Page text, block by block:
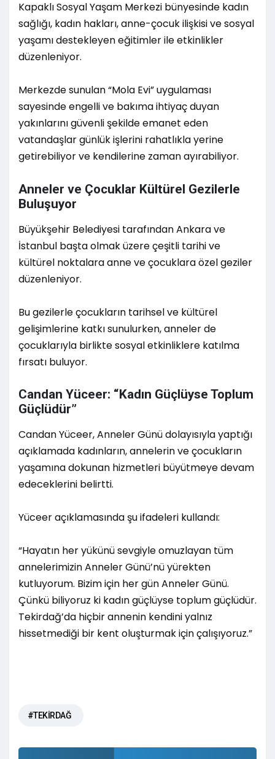
Kapaklı Sosyal Yaşam Merkezi bünyesinde kadın
sağlığı, kadın hakları, anne-çocuk ilişkisi ve sosyal
yaşamı destekleyen eğitimler ile etkinlikler
düzenleniyor.
Merkezde sunulan “Mola Evi” uygulaması
sayesinde engelli ve bakıma ihtiyaç duyan
yakınlarını güvenli şekilde emanet eden
vatandaşlar günlük işlerini rahatlıkla yerine
getirebiliyor ve kendilerine zaman ayırabiliyor.
Anneler ve Çocuklar Kültürel Gezilerle
Buluşuyor
Büyükşehir Belediyesi tarafından Ankara ve
İstanbul başta olmak üzere çeşitli tarihi ve
kültürel noktalara anne ve çocuklara özel geziler
düzenleniyor.
Bu gezilerle çocukların tarihsel ve kültürel
gelişimlerine katkı sunulurken, anneler de
çocuklarıyla birlikte sosyal etkinliklere katılma
fırsatı buluyor.
Candan Yüceer: “Kadın Güçlüyse Toplum
Güçlüdür”
Candan Yüceer, Anneler Günü dolayısıyla yaptığı
açıklamada kadınların, annelerin ve çocukların
yaşamına dokunan hizmetleri büyütmeye devam
edeceklerini belirtti.
Yüceer açıklamasında şu ifadeleri kullandı:
“Hayatın her yükünü sevgiyle omuzlayan tüm
annelerimizin Anneler Günü’nü yürekten
kutluyorum. Bizim için her gün Anneler Günü.
Çünkü biliyoruz ki kadın güçlüyse toplum güçlüdür.
Tekirdağ’da hiçbir annenin kendini yalnız
hissetmediği bir kent oluşturmak için çalışıyoruz.”
#TEKİRDAĞ